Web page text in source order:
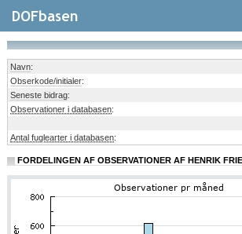
Navn:
Obserkode/initialer:
Seneste bidrag:
Observationer i databasen:
Antal fuglearter i databasen:
FORDELINGEN AF OBSERVATIONER AF HENRIK